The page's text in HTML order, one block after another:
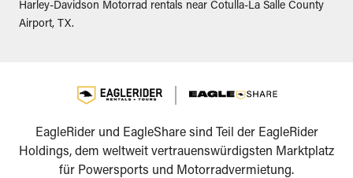
Harley-Davidson Motorrad rentals near Cotulla-La Salle County
Airport, TX.
EagleRider und EagleShare sind Teil der EagleRider
Holdings, dem weltweit vertrauenswürdigsten Marktplatz
für Powersports und Motorradvermietung.